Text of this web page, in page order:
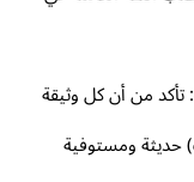
من أن كل وثيقة
ومستوفية